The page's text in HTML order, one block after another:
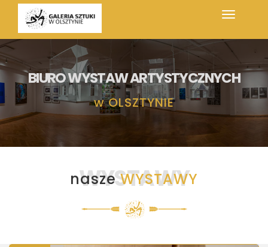
BIURO WYSTAW ARTYSTYCZNYCH
w OLSZTYNIE
WYSTAWY
naszeWYSTAWY